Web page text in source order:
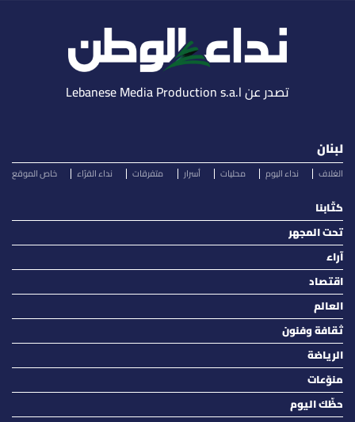
تصدر عن Lebanese Media Production s.a.l
لبنان
الغلاف نداء اليوم محليات أسرار متفرقات نداء القرّاء خاص الموقع
كتّابنا
تحت المجهر
آراء
اقتصاد
العالم
ثقافة وفنون
الرياضة
منوّعات
حظّك اليوم